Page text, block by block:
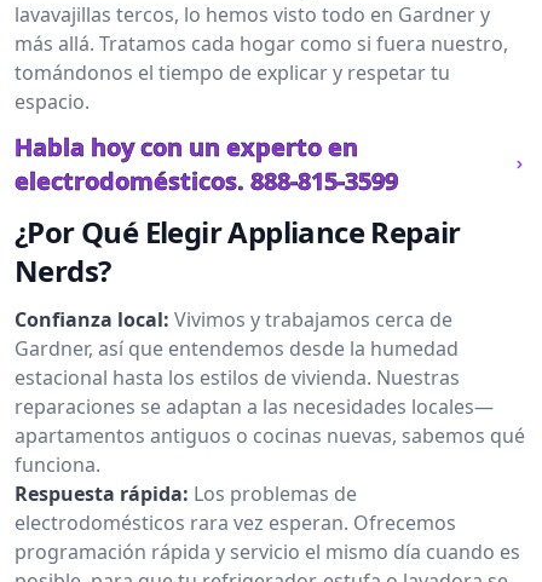
lavavajillas tercos, lo hemos visto todo en Gardner y
más allá. Tratamos cada hogar como si fuera nuestro,
tomándonos el tiempo de explicar y respetar tu
espacio.
Habla hoy con un experto en
electrodomésticos. 888-815-3599
¿Por Qué Elegir Appliance Repair
Nerds?
Confianza local: Vivimos y trabajamos cerca de
Gardner, así que entendemos desde la humedad
estacional hasta los estilos de vivienda. Nuestras
reparaciones se adaptan a las necesidades locales—
apartamentos antiguos o cocinas nuevas, sabemos qué
funciona.
Respuesta rápida: Los problemas de
electrodomésticos rara vez esperan. Ofrecemos
programación rápida y servicio el mismo día cuando es